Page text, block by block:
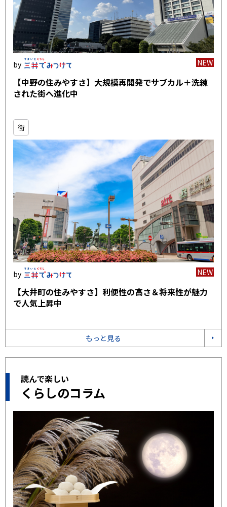
NEW
【中野の住みやすさ】大規模再開発でサブカル＋洗練
された街へ進化中
街
NEW
【大井町の住みやすさ】利便性の高さ＆将来性が魅力
で人気上昇中
もっと見る
読んで楽しい
くらしのコラム